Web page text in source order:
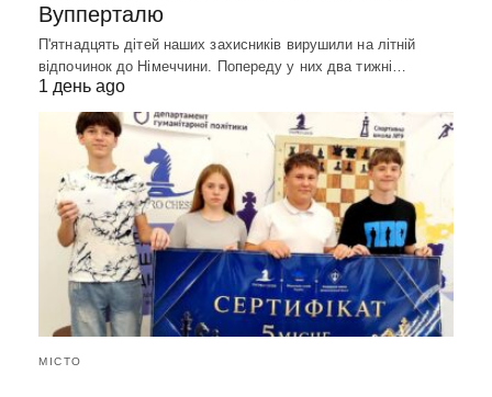
Вупперталю
П'ятнадцять дітей наших захисників вирушили на літній
відпочинок до Німеччини. Попереду у них два тижні…
1 день ago
МІСТО